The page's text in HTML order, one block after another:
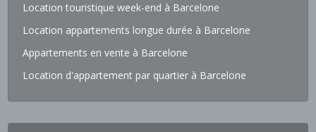
Location touristique week-end à Barcelone
Location appartements longue durée à Barcelone
Appartements en vente à Barcelone
Location d'appartement par quartier à Barcelone